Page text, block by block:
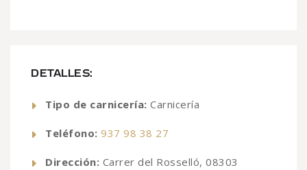
DETALLES:
Tipo de carnicería: Carnicería
Teléfono: 937 98 38 27
Dirección: Carrer del Rosselló, 08303